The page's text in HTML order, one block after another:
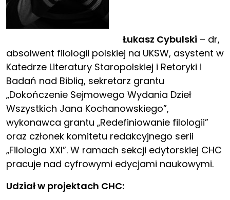
Łukasz Cybulski – dr,
absolwent filologii polskiej na UKSW, asystent w
Katedrze Literatury Staropolskiej i Retoryki i
Badań nad Biblią, sekretarz grantu
„Dokończenie Sejmowego Wydania Dzieł
Wszystkich Jana Kochanowskiego”,
wykonawca grantu „Redefiniowanie filologii”
oraz członek komitetu redakcyjnego serii
„Filologia XXI”. W ramach sekcji edytorskiej CHC
pracuje nad cyfrowymi edycjami naukowymi.
Udział w projektach CHC: